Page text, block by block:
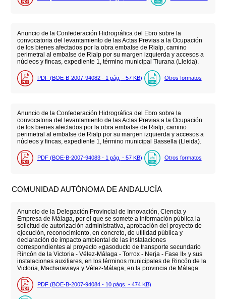
Anuncio de la Confederación Hidrográfica del Ebro sobre la
convocatoria del levantamiento de las Actas Previas a la Ocupación
de los bienes afectados por la obra embalse de Rialp, camino
perimetral al embalse de Rialp por su margen izquierda y accesos a
núcleos y fincas, expediente 1, término municipal Tiurana (Lleida).
PDF (BOE-B-2007-94082 - 1 pág. - 57 KB) Otros formatos
Anuncio de la Confederación Hidrográfica del Ebro sobre la
convocatoria del levantamiento de las Actas Previas a la Ocupación
de los bienes afectados por la obra embalse de Rialp, camino
perimetral al embalse de Rialp por su margen izquierda y accesos a
núcleos y fincas, expediente 1, término municipal Bassella (Lleida).
PDF (BOE-B-2007-94083 - 1 pág. - 57 KB) Otros formatos
COMUNIDAD AUTÓNOMA DE ANDALUCÍA
Anuncio de la Delegación Provincial de Innovación, Ciencia y
Empresa de Málaga, por el que se somete a información pública la
solicitud de autorización administrativa, aprobación del proyecto de
ejecución, reconocimiento, en concreto, de utilidad pública y
declaración de impacto ambiental de las instalaciones
correspondientes al proyecto «gasoducto de transporte secundario
Rincón de la Victoria - Vélez-Málaga - Torrox - Nerja - Fase II» y sus
instalaciones auxiliares, en los términos municipales de Rincón de la
Victoria, Macharaviaya y Vélez-Málaga, en la provincia de Málaga.
PDF (BOE-B-2007-94084 - 10 págs. - 474 KB)